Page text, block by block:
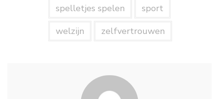
spelletjes spelen
sport
welzijn
zelfvertrouwen